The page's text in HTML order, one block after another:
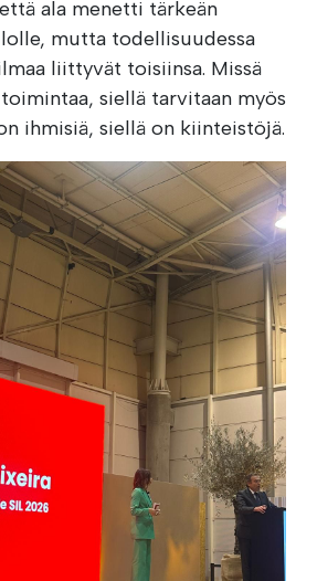
ala menetti tärkeän
mutta todellisuudessa
liittyvät toisiinsa. Missä
siellä tarvitaan myös
ihmisiä, siellä on kiinteistöjä.